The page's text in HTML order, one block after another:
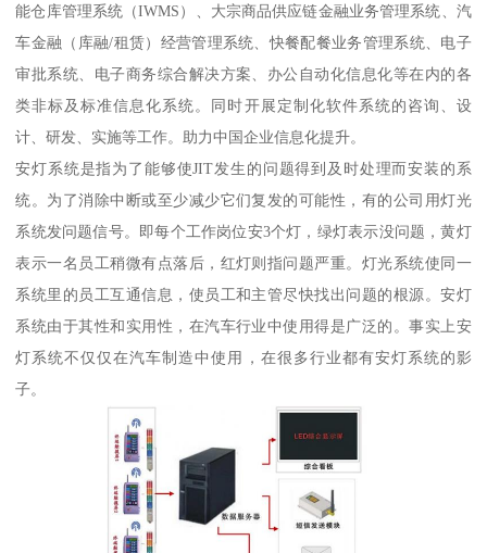
能仓库管理系统（IWMS）、大宗商品供应链金融业务管理系统、汽
车金融（库融/租赁）经营管理系统、快餐配餐业务管理系统、电子
审批系统、电子商务综合解决方案、办公自动化信息化等在内的各
类非标及标准信息化系统。同时开展定制化软件系统的咨询、设
计、研发、实施等工作。助力中国企业信息化提升。
安灯系统是指为了能够使JIT发生的问题得到及时处理而安装的系
统。为了消除中断或至少减少它们复发的可能性，有的公司用灯光
系统发问题信号。即每个工作岗位安3个灯，绿灯表示没问题，黄灯
表示一名员工稍微有点落后，红灯则指问题严重。灯光系统使同一
系统里的员工互通信息，使员工和主管尽快找出问题的根源。安灯
系统由于其性和实用性，在汽车行业中使用得是广泛的。事实上安
灯系统不仅仅在汽车制造中使用，在很多行业都有安灯系统的影
子。